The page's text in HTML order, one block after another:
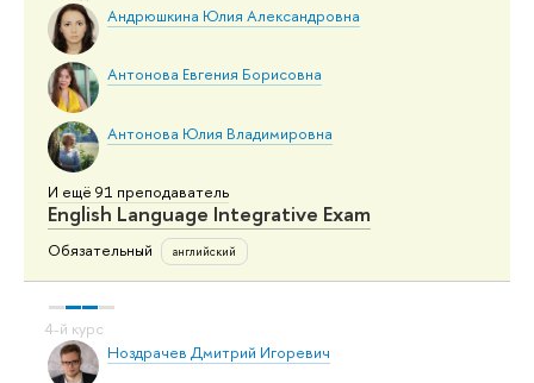
Андрюшкина Юлия Александровна
Антонова Евгения Борисовна
Антонова Юлия Владимировна
И ещё 91 преподаватель
English Language Integrative Exam
Обязательный английский
Ноздрачев Дмитрий Игоревич